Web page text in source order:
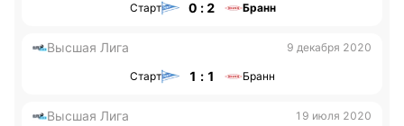
Старт 0 : 2 Бранн
Высшая Лига 9 декабря 2020
Старт 1 : 1 Бранн
Высшая Лига 19 июля 2020